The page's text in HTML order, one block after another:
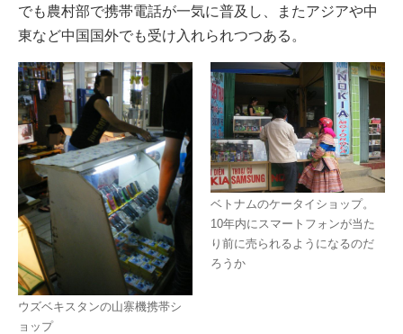
でも農村部で携帯電話が一気に普及し、またアジアや中
東など中国国外でも受け入れられつつある。
ウズベキスタンの山寨機携帯シ
ョップ
ベトナムのケータイショップ。
10年内にスマートフォンが当た
り前に売られるようになるのだ
ろうか